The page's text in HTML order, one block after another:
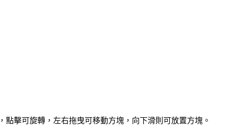
擊可旋轉，左右拖曳可移動方塊，向下滑則可放置方塊。